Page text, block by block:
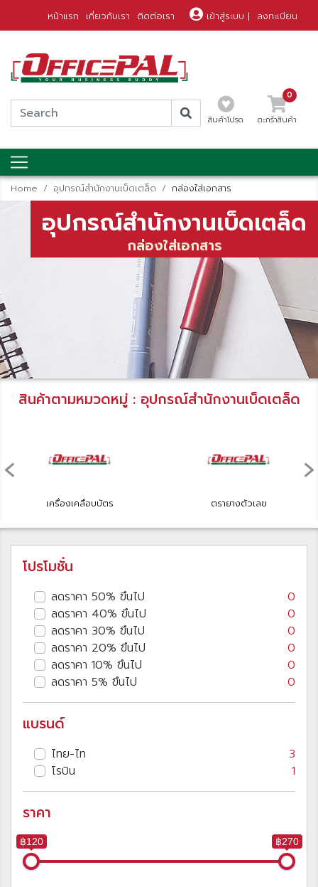
เข้าสู่ระบบ | ลงทะเบียน
หน้าแรก เกี่ยวกับเรา ติดต่อเรา
สินค้าโปรด ตะกร้าสินค้า
0
Home อุปกรณ์สำนักงานเบ็ดเตล็ด กล่องใส่เอกสาร
อุปกรณ์สำนักงานเบ็ดเตล็ด
กล่องใส่เอกสาร
สินค้าตามหมวดหมู่ : อุปกรณ์สำนักงานเบ็ดเตล็ด
เครื่องเคลือบบัตร ตรายางตัวเลข
‹ ›
โปรโมชั่น
ลดราคา 50% ขึนไป
0
ลดราคา 40% ขึนไป
0
ลดราคา 30% ขึนไป
0
ลดราคา 20% ขึนไป
0
ลดราคา 10% ขึนไป
0
ลดราคา 5% ขึนไป
0
แบรนด์
ไทย-ไท
3
โรบิน
1
ราคา
฿120 ฿270